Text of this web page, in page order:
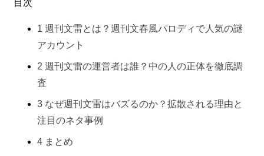
目次
1 週刊文雷とは？週刊文春風パロディで人気の謎
アカウント
2 週刊文雷の運営者は誰？中の人の正体を徹底調
査
3 なぜ週刊文雷はバズるのか？拡散される理由と
注目のネタ事例
4 まとめ